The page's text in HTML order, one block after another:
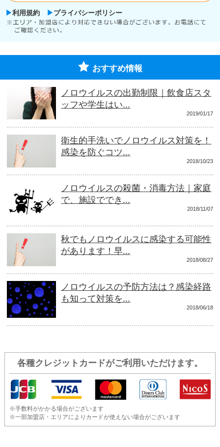
利用規約 プライバシーポリシー
おすすめ情報
ノロウイルスの出勤制限｜飲食店スタ
ッフや学生はい...
2019/01/17
衛生的手洗いでノロウイルス対策を！
感染を防ぐコツ...
2018/10/23
ノロウイルスの殺菌・消毒方法｜家庭
で、施設ででき...
2018/11/07
秋でもノロウイルスに感染する可能性
があります！早...
2018/08/27
ノロウイルスの予防方法は？感染経路
も知って対策を...
2018/06/18
各種クレジットカードがご利用いただけます。
※手数料がかかる場合がございます
※一部加盟店・エリアによりカードが使えない場合がございます